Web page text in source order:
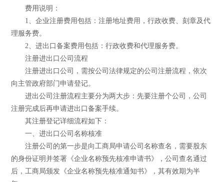
费用说明：
1、企业注册费用包括：注册地址费用，行政收费、刻章及代
理服务费。
2、进出口备案费用包括：行政收费和代理服务费。
注册进出口公司流程
注册进出口公司，需按公司法律规定的公司注册流程，依次
向主管政府部门申请登记。
进出公司注册流程主要分为两大步：先要注册个公司，公司
注册完成后再申请进出口备案手续。
其注册登记详细流程如下：
一、进出口公司名称核准
注册公司的第一步是向工商局申请公司名称查名，需要股东
的身份证明并签署《企业名称预先核准申请书》，公司查名通过
后，工商局颁发《企业名称预先核准通知书》，其有效期为半